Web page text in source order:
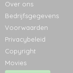
Over ons
Bedrijfsgegevens
Voorwaarden
Privacybeleid
Copyright
Movies